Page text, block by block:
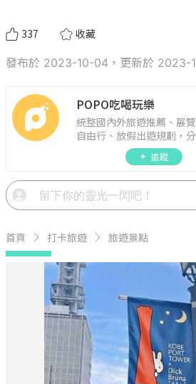
337 收藏
發布於 2023-10-04，更新於 2023-
POPO吃喝玩樂
統整國內外旅遊推薦、展
自由行、放假出遊規劃，
會聚餐、人氣甜點、速食
驗、星座運勢、生活雜貨
追蹤
首頁 打卡旅遊 旅遊景點